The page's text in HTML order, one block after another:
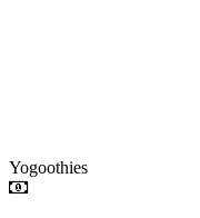
Yogoothies